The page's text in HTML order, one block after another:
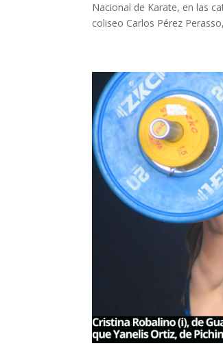
Nacional de Karate, en las
coliseo Carlos Pérez